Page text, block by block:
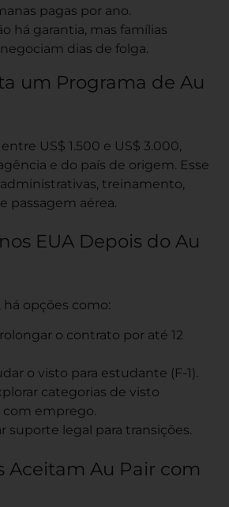
pagas por ano.
há garantia, mas famílias
dias de folga.
um Programa de Au
US$ 1.500 e US$ 3.000,
e do país de origem. Esse
treinamento,
passagem aérea.
EUA Depois do Au
opções como:
o contrato por até 12
o visto para estudante (F-1).
categorias de visto
emprego.
suporte legal para transições.
Aceitam Au Pair com